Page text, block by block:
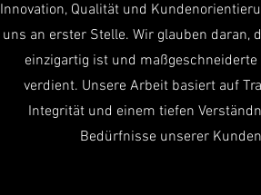
Innovation, Qualität und
uns an erster Stelle. Wir glauben daran,
einzigartig ist und maßgeschneiderte
verdient. Unsere Arbeit basiert auf
Integrität und einem tiefen
Bedürfnisse unserer